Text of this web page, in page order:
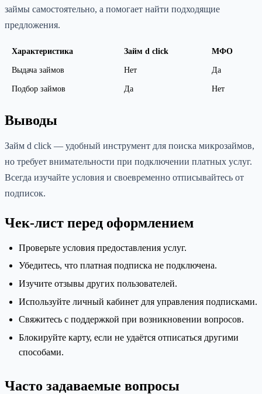
займы самостоятельно, а помогает найти подходящие
предложения.
Характеристика Займ d click МФО
Выдача займов Нет Да
Подбор займов Да Нет
Выводы
Займ d click — удобный инструмент для поиска микрозаймов,
но требует внимательности при подключении платных услуг.
Всегда изучайте условия и своевременно отписывайтесь от
подписок.
Чек-лист перед оформлением
Проверьте условия предоставления услуг.
Убедитесь, что платная подписка не подключена.
Изучите отзывы других пользователей.
Используйте личный кабинет для управления подписками.
Свяжитесь с поддержкой при возникновении вопросов.
Блокируйте карту, если не удаётся отписаться другими
способами.
Часто задаваемые вопросы